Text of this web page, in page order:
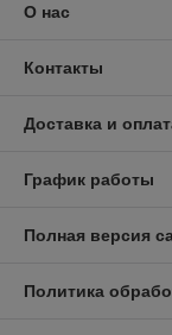
О нас
Контакты
Доставка и
График работы
Полная версия
Политика